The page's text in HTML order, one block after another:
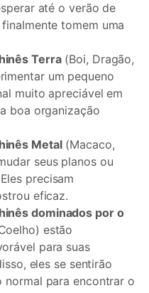
até o verão de
tomem uma
Terra(Boi, Dragão,
um pequeno
muito apreciável em
boa organização
Metal(Macaco,
seus planos ou
precisam
eficaz.
dominados por o
estão
para suas
eles se sentirão
para encontrar o